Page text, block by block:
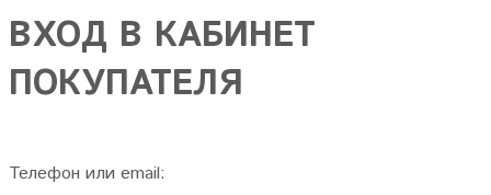
ВХОД В КАБИНЕТ
ПОКУПАТЕЛЯ
Телефон или email: